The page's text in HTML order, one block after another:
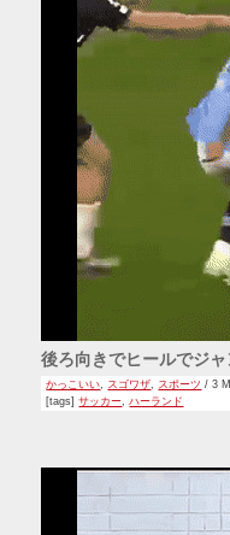
後ろ向きでヒールでジ
かっこいい スゴワザ スポーツ / 3
[tags]サッカー,ハーランド